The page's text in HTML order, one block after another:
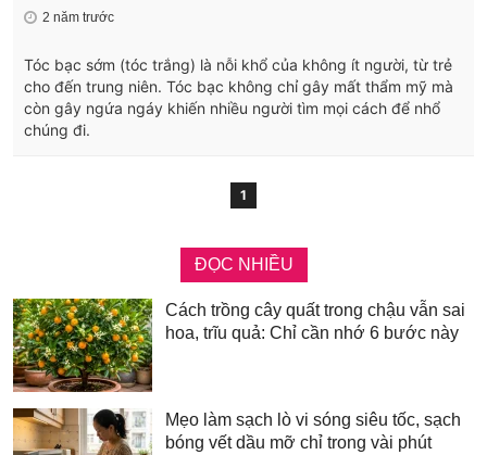
2 năm trước
Tóc bạc sớm (tóc trắng) là nỗi khổ của không ít người, từ trẻ
cho đến trung niên. Tóc bạc không chỉ gây mất thẩm mỹ mà
còn gây ngứa ngáy khiến nhiều người tìm mọi cách để nhổ
chúng đi.
1
ĐỌC NHIỀU
Cách trồng cây quất trong chậu vẫn sai
hoa, trĩu quả: Chỉ cần nhớ 6 bước này
Mẹo làm sạch lò vi sóng siêu tốc, sạch
bóng vết dầu mỡ chỉ trong vài phút